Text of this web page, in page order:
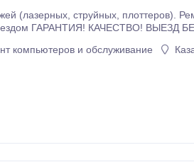
(принтеров, ксероксов, мфу, факсов).
компьютеров и обслуживание